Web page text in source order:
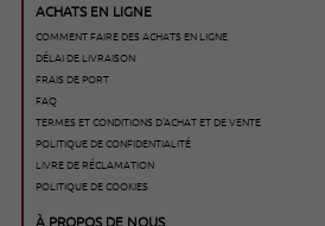
ACHATS EN LIGNE
COMMENT FAIRE DES ACHATS EN LIGNE
DÉLAI DE LIVRAISON
FRAIS DE PORT
FAQ
TERMES ET CONDITIONS D'ACHAT ET DE VENTE
POLITIQUE DE CONFIDENTIALITÉ
LIVRE DE RÉCLAMATION
POLITIQUE DE COOKIES
À PROPOS DE NOUS